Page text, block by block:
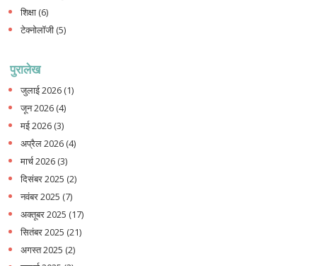
शिक्षा (6)
टेक्नोलॉजी (5)
पुरालेख
जुलाई 2026 (1)
जून 2026 (4)
मई 2026 (3)
अप्रैल 2026 (4)
मार्च 2026 (3)
दिसंबर 2025 (2)
नवंबर 2025 (7)
अक्तूबर 2025 (17)
सितंबर 2025 (21)
अगस्त 2025 (2)